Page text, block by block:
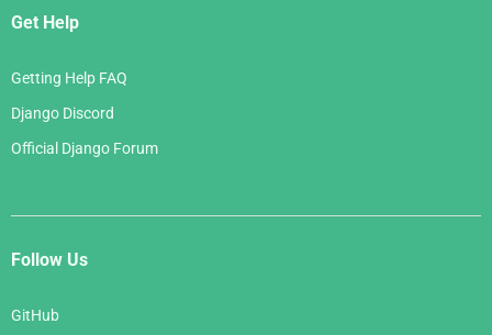
Get Help
Getting Help FAQ
Django Discord
Official Django Forum
Follow Us
GitHub